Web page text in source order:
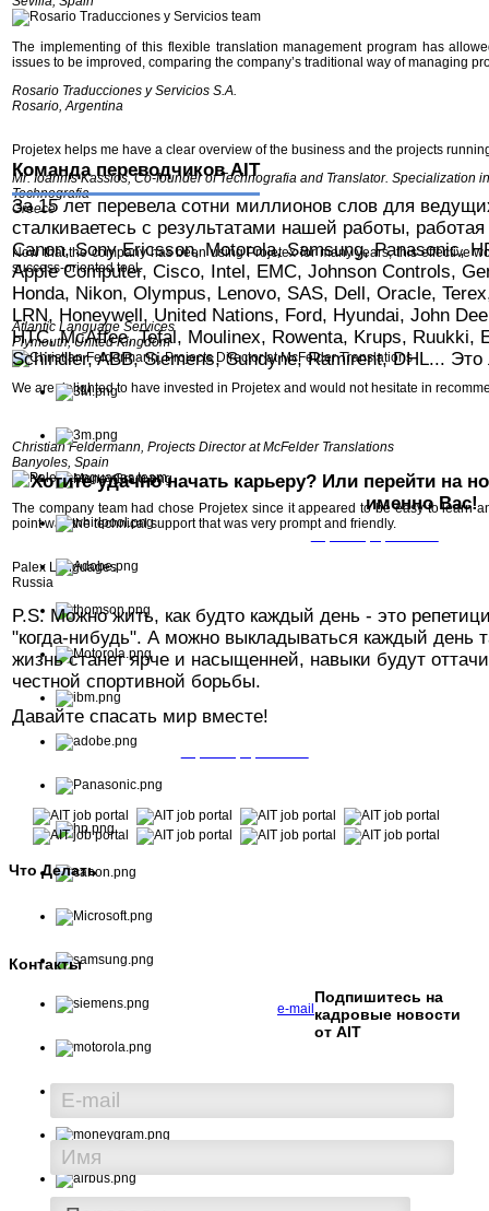
The implementing of this flexible translation management program has
issues to be improved, comparing the company’s traditional way of managing
Rosario Traducciones y Servicios S.A.
Rosario, Argentina
Projetex helps me have a clear overview of the business and the projects
Mr. Ioannis Kassios, Co-founder of Technografia and Translator. Specialization
Technografia
Greece
Now that the company has been using Projetex for many years, this effective
success-oriented tool.
Atlantic Language Services
Plymouth, United Kingdom
We are delighted to have invested in Projetex and would not hesitate in
Christian Feldermann, Projects Director at McFelder Translations
Banyoles, Spain
The company team had chose Projetex since it appeared to be easy to learn
point was the technical support that was very prompt and friendly.
Palex Languages
Russia
Команда переводчиков AIT
За 15 лет перевела сотни миллионов слов для
сталкиваетесь с результатами нашей работы,
Canon, Sony Ericsson, Motorola, Samsung, Panasonic,
Apple Computer, Cisco, Intel, EMC, Johnson Controls,
Honda, Nikon, Olympus, Lenovo, SAS, Dell, Oracle,
LRN, Honeywell, United Nations, Ford, Hyundai, John
HTC, McAffee, Tefal, Moulinex, Rowenta, Krups, Ruukki,
Schindler, ABB, Siemens, Sundyne, Ramirent, DHL...
Хотите удачно начать карьеру? Или перейти
именно Вас!
P.S. Можно жить, как будто каждый день - это
"когда-нибудь". А можно выкладываться каждый день
жизнь станет ярче и насыщенней, навыки будут
честной спортивной борьбы.
Давайте спасать мир вместе!
Что Делать
Контакты
При проблемах с регистрацией пишите на e-mail
Подпишитесь на
кадровые новости
от AIT